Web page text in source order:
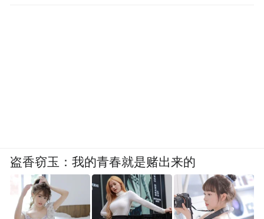
轨男星的对比下，大家开始觉得她“罪不至
此”。
盗香窃玉：我的青春就是赌出来的